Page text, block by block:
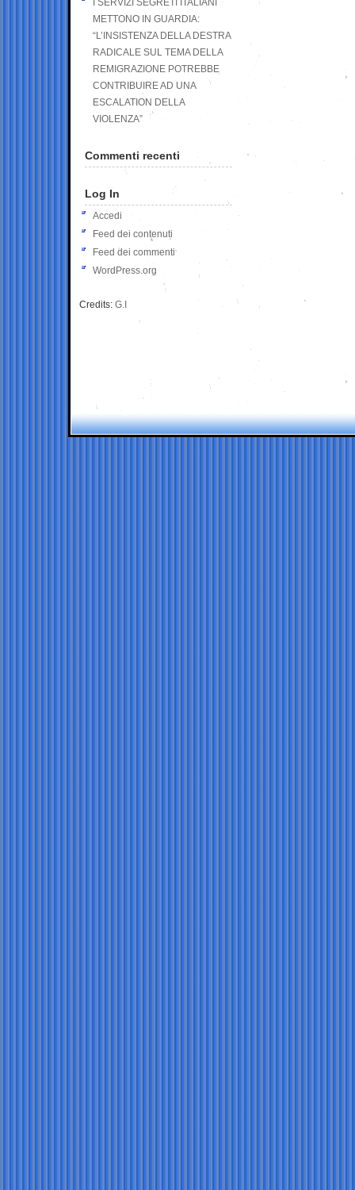
I SERVIZI SEGRETI ITALIANI
METTONO IN GUARDIA:
“L’INSISTENZA DELLA DESTRA
RADICALE SUL TEMA DELLA
REMIGRAZIONE POTREBBE
CONTRIBUIRE AD UNA
ESCALATION DELLA
VIOLENZA”
Commenti recenti
Log In
Accedi
Feed dei contenuti
Feed dei commenti
WordPress.org
Credits: G.I